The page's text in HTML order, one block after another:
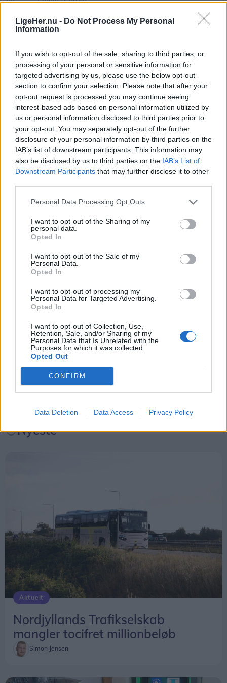
LigeHer.nu - Do Not Process My Personal
Information
If you wish to opt-out of the sale, sharing to third parties, or
processing of your personal or sensitive information for
targeted advertising by us, please use the below opt-out
section to confirm your selection. Please note that after your
opt-out request is processed you may continue seeing
interest-based ads based on personal information utilized by
us or personal information disclosed to third parties prior to
your opt-out. You may separately opt-out of the further
disclosure of your personal information by third parties on the
IAB’s list of downstream participants. This information may
also be disclosed by us to third parties on the IAB’s List of
Downstream Participants that may further disclose it to other
Personal Data Processing Opt Outs
I want to opt-out of the Sharing of my
personal data.
Opted In
I want to opt-out of the Sale of my
Personal Data.
Opted In
I want to opt-out of processing my
Personal Data for Targeted Advertising.
Opted In
I want to opt-out of Collection, Use,
Retention, Sale, and/or Sharing of my
Personal Data that Is Unrelated with the
Purposes for which it was collected.
Opted Out
CONFIRM
Data Deletion Data Access Privacy Policy
NORDJYLLAND: Stigende brændstofpriser og
færre unge der vælger busser og tog til, udfordrer
Det skriverDR.
Mediet beskriver endvidere, at "den kollektive
trafik står i en alvorlig situation" i Nordjylland - og
nu er det så op til regionsrådet i regionen at finde
60 millioner kroner til næste år.
- Det er et svimlende beløb, indleder
tilføjer:
- Jeg frygter især, at vi må reducere eller lukke
afgange i landdistrikterne, hvor folk er afhængige
af busserne for at komme på arbejde.
Helt konkret kan de manglende millioner medføre,
at nogle ruter må sløjfes helt - mens andre ruter
måske får færre afgange, skriver mediet.
Vis mere
Del artikel
Kategorier
Events
Aktuelt
Shopping
Mad & drikke
Nyeste
Aktuelt
Nordjyllands Trafikselskab
mangler tocifret millionbeløb
Simon Jensen